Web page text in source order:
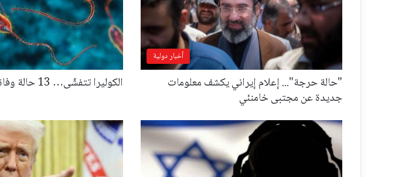
أخبار دولية
"حالة حرجة"... إعلام إيراني يكشف معلومات
جديدة عن مجتبى خامنئي
الكوليرا تتفشّى… 13 حالة وفاة و239 إصابة!